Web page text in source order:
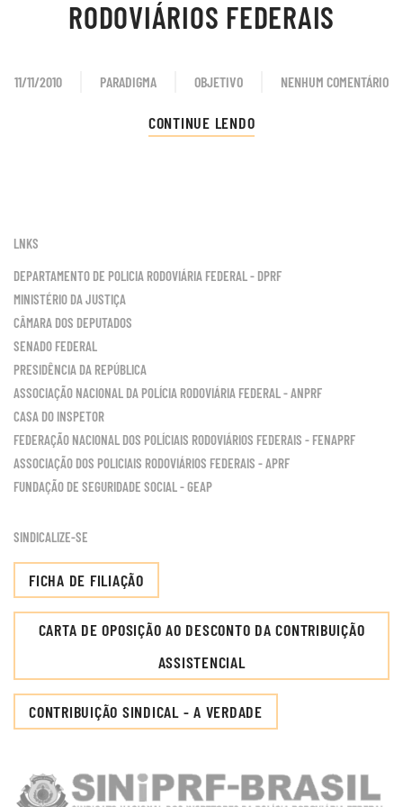
RODOVIÁRIOS FEDERAIS
11/11/2010 PARADIGMA OBJETIVO NENHUM COMENTÁRIO
EM
CONTINUE LENDO
LNKS
DEPARTAMENTO DE POLICIA RODOVIÁRIA FEDERAL - DPRF
MINISTÉRIO DA JUSTIÇA
CÂMARA DOS DEPUTADOS
SENADO FEDERAL
PRESIDÊNCIA DA REPÚBLICA
ASSOCIAÇÃO NACIONAL DA POLÍCIA RODOVIÁRIA FEDERAL - ANPRF
CASA DO INSPETOR
FEDERAÇÃO NACIONAL DOS POLÍCIAIS RODOVIÁRIOS FEDERAIS - FENAPRF
ASSOCIAÇÃO DOS POLICIAIS RODOVIÁRIOS FEDERAIS - APRF
FUNDAÇÃO DE SEGURIDADE SOCIAL - GEAP
SINDICALIZE-SE
FICHA DE FILIAÇÃO
CARTA DE OPOSIÇÃO AO DESCONTO DA CONTRIBUIÇÃO
ASSISTENCIAL
CONTRIBUIÇÃO SINDICAL - A VERDADE